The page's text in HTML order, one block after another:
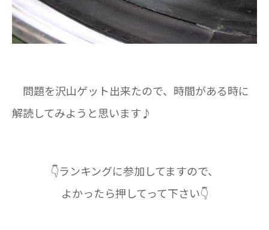
問題を沢山ゲット出来たので、時間がある時に
解読してみようと思います♪
👇ランキングに参加してますので、
よかったら押してって下さい👇